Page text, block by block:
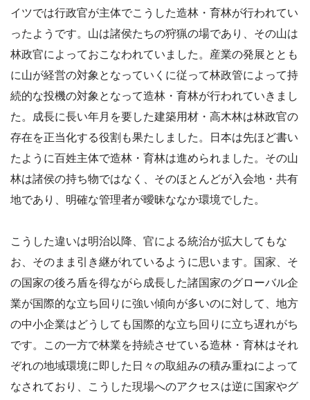
イツでは行政官が主体でこうした造林・育林が行われてい
ったようです。山は諸侯たちの狩猟の場であり、その山は
林政官によっておこなわれていました。産業の発展ととも
に山が経営の対象となっていくに従って林政管によって持
続的な投機の対象となって造林・育林が行われていきまし
た。成長に長い年月を要した建築用材・高木林は林政官の
存在を正当化する役割も果たしました。日本は先ほど書い
たように百姓主体で造林・育林は進められました。その山
林は諸侯の持ち物ではなく、そのほとんどが入会地・共有
地であり、明確な管理者が曖昧ななか環境でした。
こうした違いは明治以降、官による統治が拡大してもな
お、そのまま引き継がれているように思います。国家、そ
の国家の後ろ盾を得ながら成長した諸国家のグローバル企
業が国際的な立ち回りに強い傾向が多いのに対して、地方
の中小企業はどうしても国際的な立ち回りに立ち遅れがち
です。この一方で林業を持続させている造林・育林はそれ
ぞれの地域環境に即した日々の取組みの積み重ねによって
なされており、こうした現場へのアクセスは逆に国家やグ